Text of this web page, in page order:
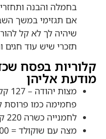
בחמלה והבנה
אם תגזימי במשך
שיהיה לך לא קל
תזכרי שיש עוד חגים
קלוריות בפסח
מודעת אליהן
פחמימה כמו
לחמנייה כשרה 220 קלוריות
מצה עם שוקולד = 300 קלוריות